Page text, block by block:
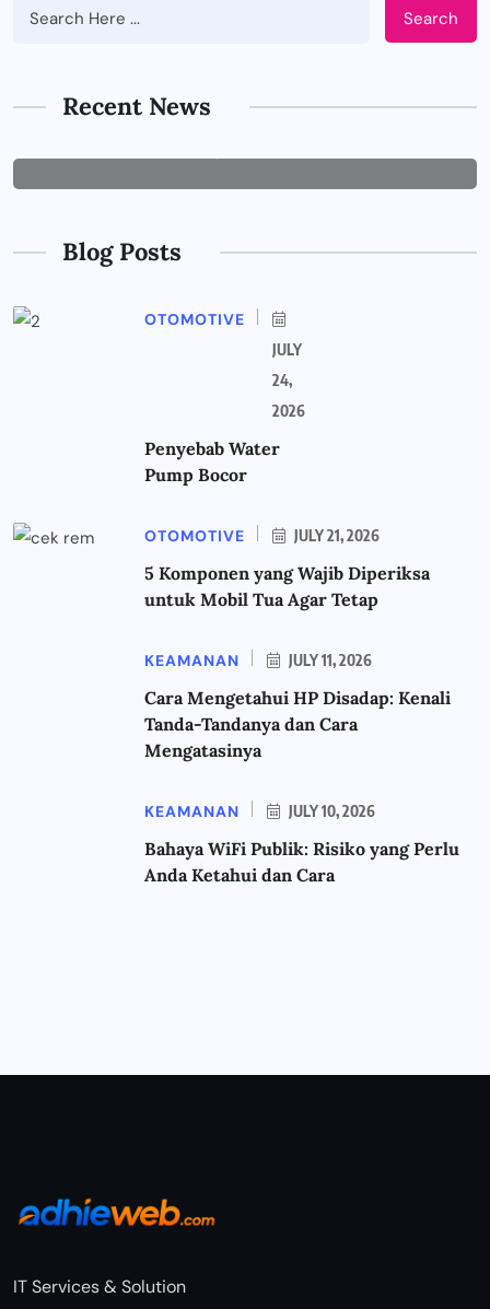
Search
Recent News
Tepat untuk Perusahaan
Blog Posts
OTOMOTIVE
JULY
24,
2026
Penyebab Water
Pump Bocor
OTOMOTIVE JULY 21, 2026
5 Komponen yang Wajib Diperiksa
untuk Mobil Tua Agar Tetap
KEAMANAN JULY 11, 2026
Cara Mengetahui HP Disadap: Kenali
Tanda-Tandanya dan Cara
Mengatasinya
KEAMANAN JULY 10, 2026
Bahaya WiFi Publik: Risiko yang Perlu
Anda Ketahui dan Cara
IT Services & Solution